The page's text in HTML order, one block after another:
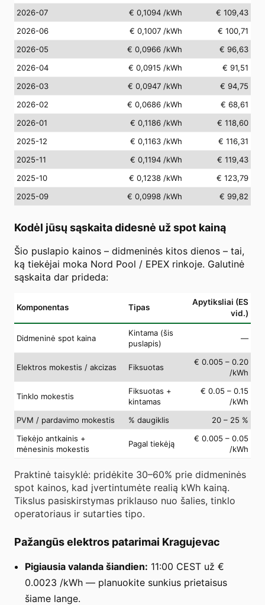
2026-07
€ 0,1094 /kWh
€ 109,43
2026-06
€ 0,1007 /kWh
€ 100,71
2026-05
€ 0,0966 /kWh
€ 96,63
2026-04
€ 0,0915 /kWh
€ 91,51
2026-03
€ 0,0947 /kWh
€ 94,75
2026-02
€ 0,0686 /kWh
€ 68,61
2026-01
€ 0,1186 /kWh
€ 118,60
2025-12
€ 0,1163 /kWh
€ 116,31
2025-11
€ 0,1194 /kWh
€ 119,43
2025-10
€ 0,1238 /kWh
€ 123,79
2025-09
€ 0,0998 /kWh € 99,82
Kodėl jūsų sąskaita didesnė už spot kainą
Šio puslapio kainos – didmeninės kitos dienos – tai,
ką tiekėjai moka Nord Pool / EPEX rinkoje. Galutinė
sąskaita dar prideda:
Komponentas Tipas
Apytiksliai (ES
vid.)
Didmeninė spot kaina
Kintama (šis
puslapis)
—
Elektros mokestis / akcizas Fiksuotas
€ 0.005 – 0.20
/kWh
Tinklo mokestis
Fiksuotas +
kintamas
€ 0.05 – 0.15
/kWh
PVM / pardavimo mokestis
% daugiklis
20 – 25 %
Tiekėjo antkainis +
mėnesinis mokestis
Pagal tiekėją
€ 0.005 – 0.05
/kWh
Praktinė taisyklė: pridėkite 30–60% prie didmeninės
spot kainos, kad įvertintumėte realią kWh kainą.
Tikslus pasiskirstymas priklauso nuo šalies, tinklo
operatoriaus ir sutarties tipo.
Pažangūs elektros patarimai Kragujevac
Pigiausia valanda šiandien: 11:00 CEST už €
0.0023 /kWh — planuokite sunkius prietaisus
šiame lange.